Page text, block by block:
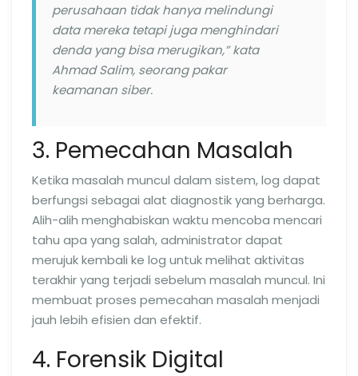
perusahaan tidak hanya melindungi
data mereka tetapi juga menghindari
denda yang bisa merugikan,” kata
Ahmad Salim, seorang pakar
keamanan siber.
3. Pemecahan Masalah
Ketika masalah muncul dalam sistem, log dapat
berfungsi sebagai alat diagnostik yang berharga.
Alih-alih menghabiskan waktu mencoba mencari
tahu apa yang salah, administrator dapat
merujuk kembali ke log untuk melihat aktivitas
terakhir yang terjadi sebelum masalah muncul. Ini
membuat proses pemecahan masalah menjadi
jauh lebih efisien dan efektif.
4. Forensik Digital